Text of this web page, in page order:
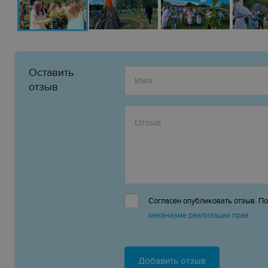
Оставить
отзыв
Согласен опубликовать отзыв.
механизме реализации прав
Добавить отзыв